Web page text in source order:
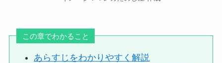
この章でわかること
あらすじをわかりやすく解説